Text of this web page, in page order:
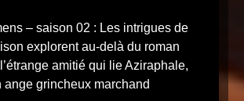
– saison 02 : Les intrigues de
explorent au-delà du roman
amitié qui lie Aziraphale,
ange grincheux marchand